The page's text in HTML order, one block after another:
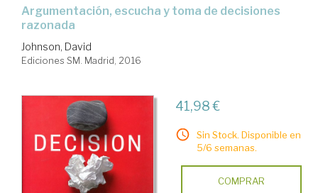
argumentación, escucha y toma de decisiones
razonada
Johnson, David
Ediciones SM. Madrid, 2016
41,98 €
Sin Stock. Disponible en
5/6 semanas.
COMPRAR